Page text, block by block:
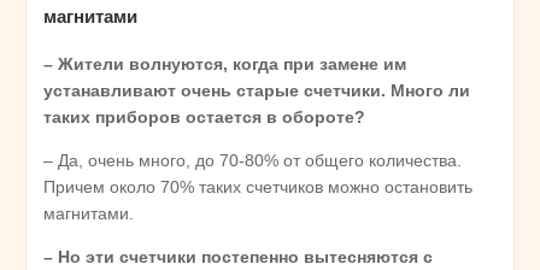
магнитами
– Жители волнуются, когда при замене им
устанавливают очень старые счетчики. Много ли
таких приборов остается в обороте?
– Да, очень много, до 70-80% от общего количества.
Причем около 70% таких счетчиков можно остановить
магнитами.
– Но эти счетчики постепенно вытесняются с